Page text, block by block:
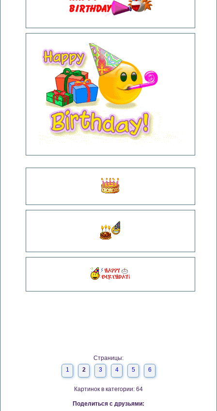
Страницы:
1
2 3 4 5 6
Картинок в категории: 64
Поделиться с друзьями: